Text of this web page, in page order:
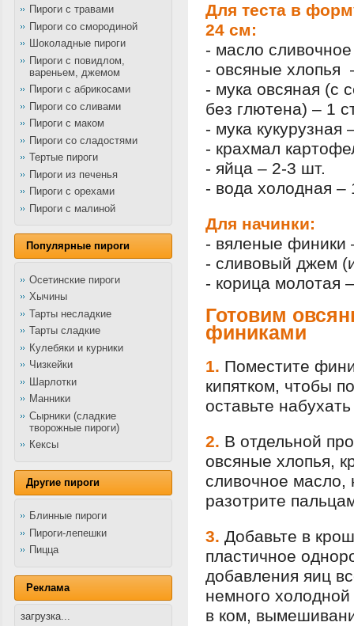
Пироги с травами
Пироги со смородиной
Шоколадные пироги
Пироги с повидлом,
вареньем, джемом
Пироги с абрикосами
Пироги со сливами
Пироги с маком
Пироги со сладостями
Тертые пироги
Пироги из печенья
Пироги с орехами
Пироги с малиной
Популярные пироги
Осетинские пироги
Хычины
Тарты несладкие
Тарты сладкие
Кулебяки и курники
Чизкейки
Шарлотки
Манники
Сырники (сладкие
творожные пироги)
Кексы
Другие пироги
Блинные пироги
Пироги-лепешки
Пицца
Реклама
загрузка...
Для теста в
24 см:
- масло
- овсяные хлопья
- мука овсяная (с
без глютена) – 1
- мука кукурузная
- крахмал
- яйца – 2-3 шт.
- вода холодная –
Для начинки:
- вяленые финики
- сливовый джем
- корица молотая
Готовим
финиками
1. Поместите
кипятком, чтобы
оставьте
2. В отдельной
овсяные хлопья,
сливочное масло,
разотрите
3. Добавьте в
пластичное
добавления яиц
немного холодной
в ком,